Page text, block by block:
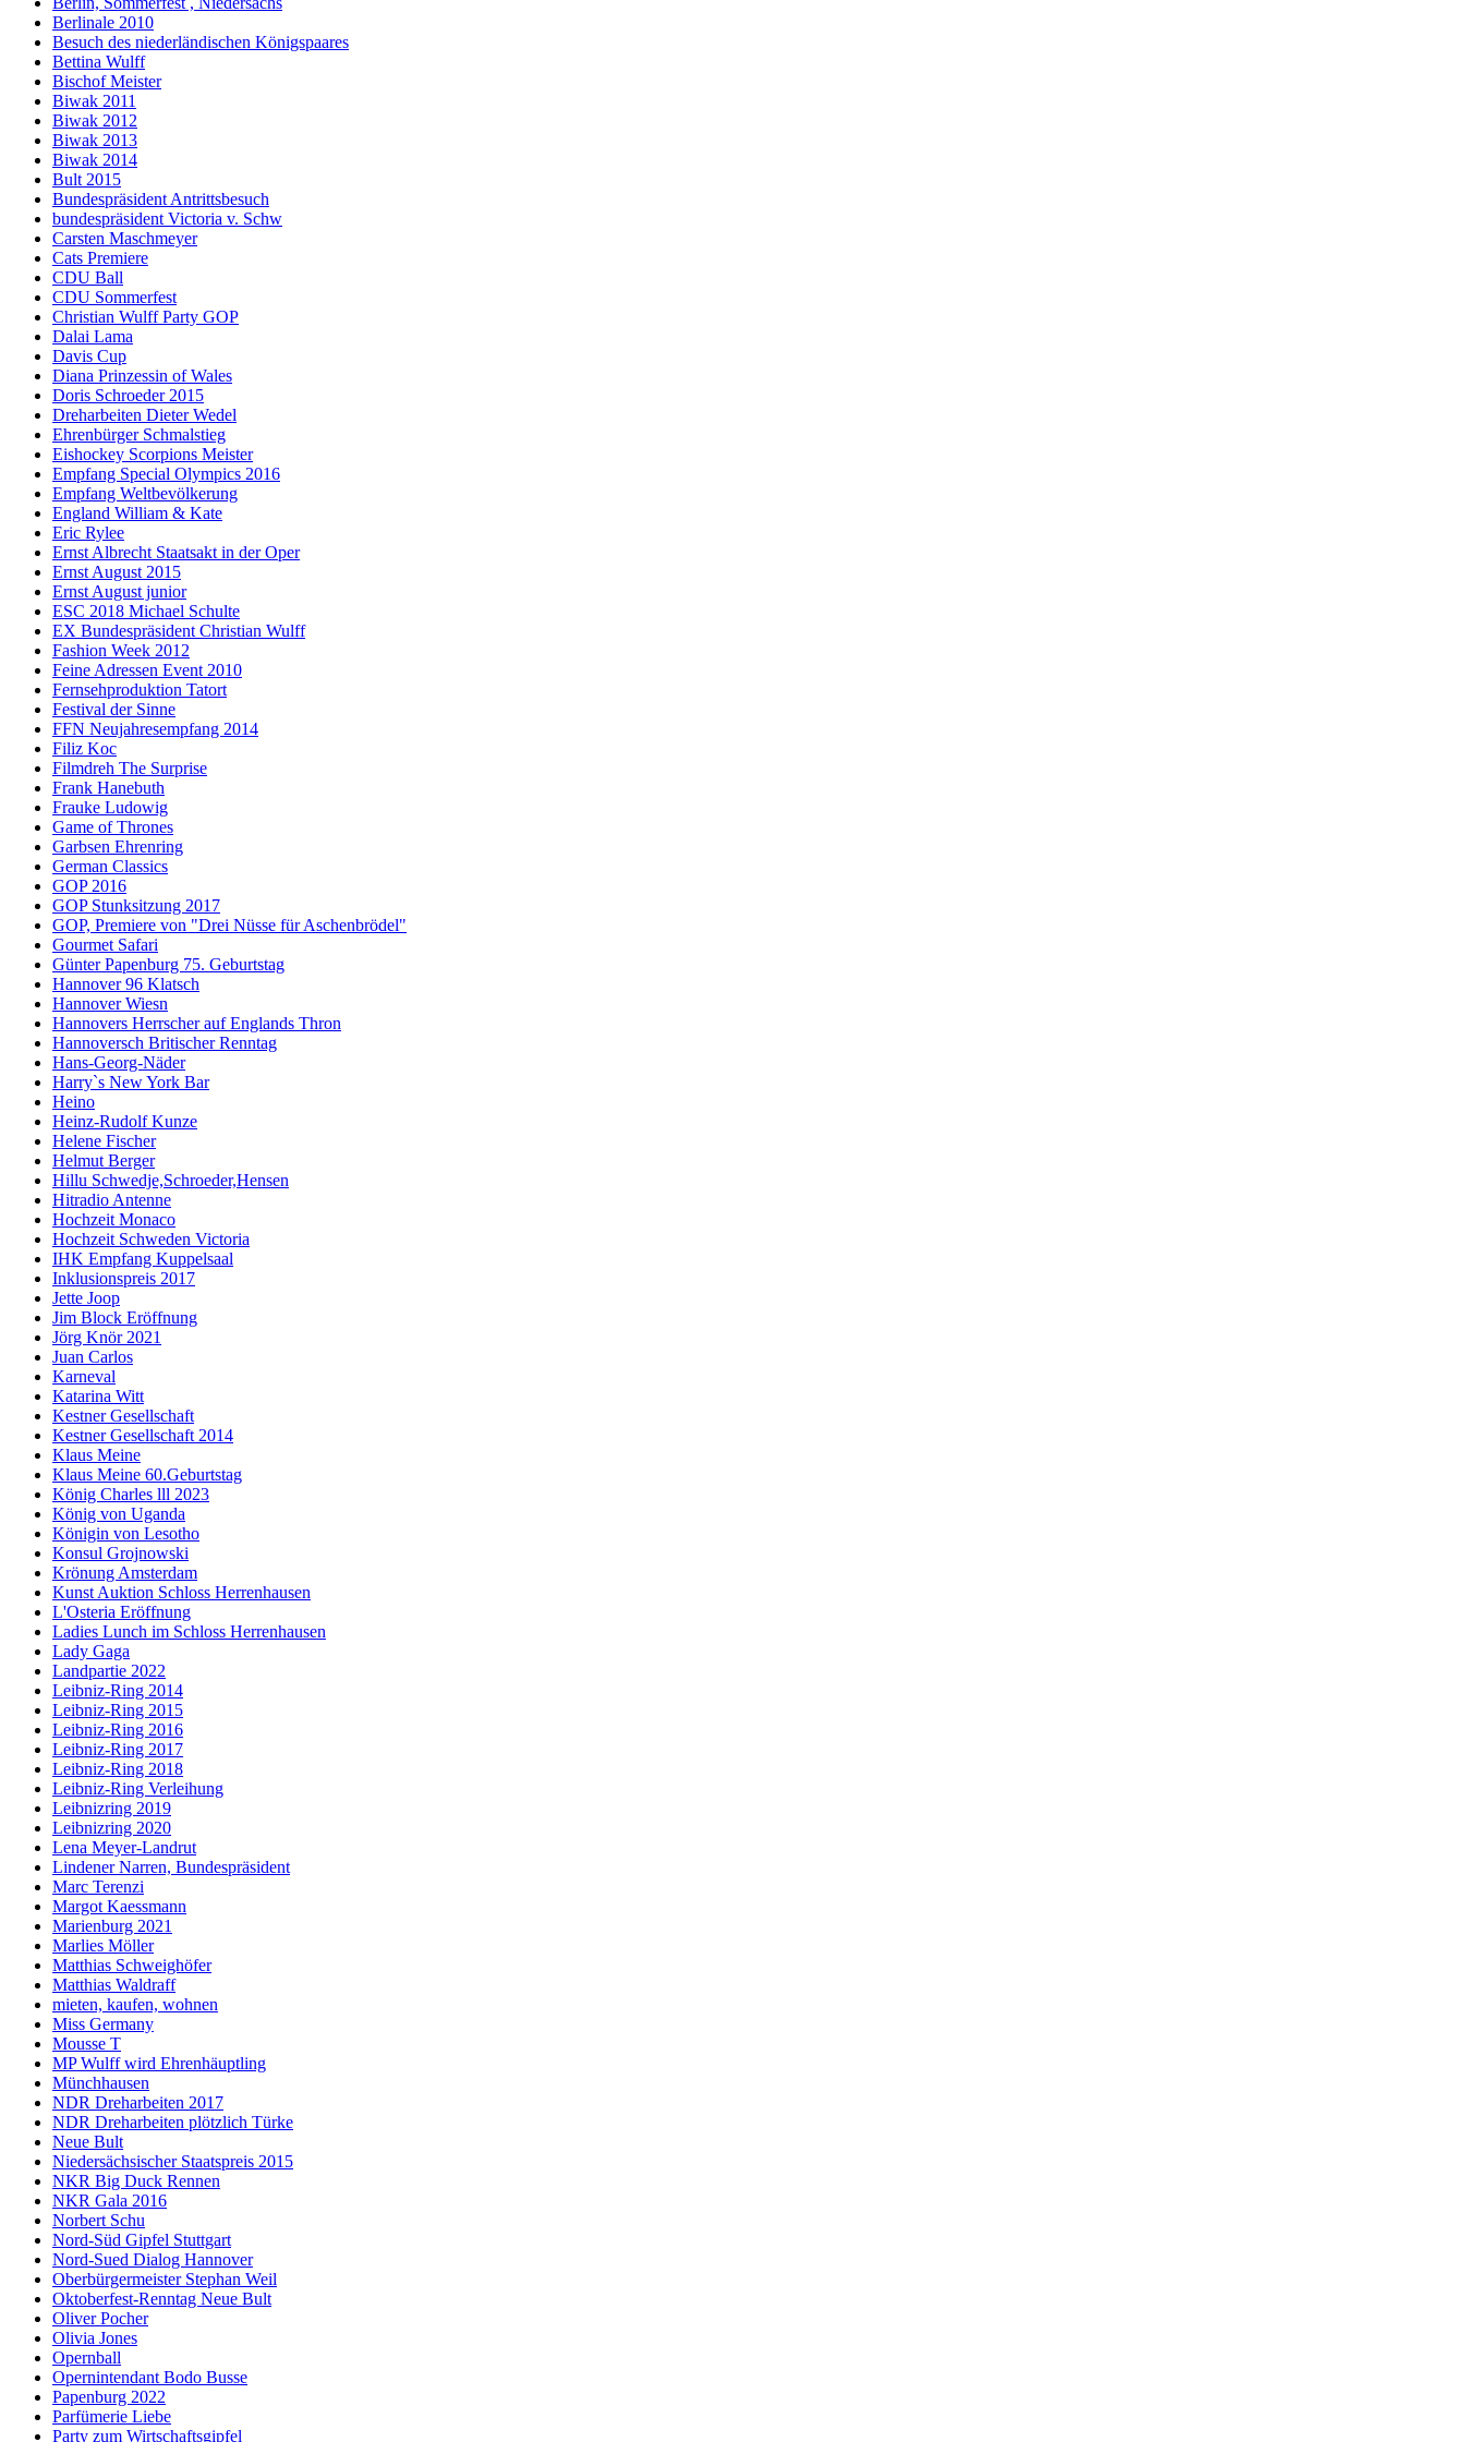
Berlinale 2010
Besuch des niederländischen Königspaares
Bettina Wulff
Bischof Meister
Biwak 2011
Biwak 2012
Biwak 2013
Biwak 2014
Bult 2015
Bundespräsident Antrittsbesuch
bundespräsident Victoria v. Schw
Carsten Maschmeyer
Cats Premiere
CDU Ball
CDU Sommerfest
Christian Wulff Party GOP
Dalai Lama
Davis Cup
Diana Prinzessin of Wales
Doris Schroeder 2015
Dreharbeiten Dieter Wedel
Ehrenbürger Schmalstieg
Eishockey Scorpions Meister
Empfang Special Olympics 2016
Empfang Weltbevölkerung
England William & Kate
Eric Rylee
Ernst Albrecht Staatsakt in der Oper
Ernst August 2015
Ernst August junior
ESC 2018 Michael Schulte
EX Bundespräsident Christian Wulff
Fashion Week 2012
Feine Adressen Event 2010
Fernsehproduktion Tatort
Festival der Sinne
FFN Neujahresempfang 2014
Filiz Koc
Filmdreh The Surprise
Frank Hanebuth
Frauke Ludowig
Game of Thrones
Garbsen Ehrenring
German Classics
GOP 2016
GOP Stunksitzung 2017
GOP, Premiere von "Drei Nüsse für Aschenbrödel"
Gourmet Safari
Günter Papenburg 75. Geburtstag
Hannover 96 Klatsch
Hannover Wiesn
Hannovers Herrscher auf Englands Thron
Hannoversch Britischer Renntag
Hans-Georg-Näder
Harry`s New York Bar
Heino
Heinz-Rudolf Kunze
Helene Fischer
Helmut Berger
Hillu Schwedje,Schroeder,Hensen
Hitradio Antenne
Hochzeit Monaco
Hochzeit Schweden Victoria
IHK Empfang Kuppelsaal
Inklusionspreis 2017
Jette Joop
Jim Block Eröffnung
Jörg Knör 2021
Juan Carlos
Karneval
Katarina Witt
Kestner Gesellschaft
Kestner Gesellschaft 2014
Klaus Meine
Klaus Meine 60.Geburtstag
König Charles lll 2023
König von Uganda
Königin von Lesotho
Konsul Grojnowski
Krönung Amsterdam
Kunst Auktion Schloss Herrenhausen
L'Osteria Eröffnung
Ladies Lunch im Schloss Herrenhausen
Lady Gaga
Landpartie 2022
Leibniz-Ring 2014
Leibniz-Ring 2015
Leibniz-Ring 2016
Leibniz-Ring 2017
Leibniz-Ring 2018
Leibniz-Ring Verleihung
Leibnizring 2019
Leibnizring 2020
Lena Meyer-Landrut
Lindener Narren, Bundespräsident
Marc Terenzi
Margot Kaessmann
Marienburg 2021
Marlies Möller
Matthias Schweighöfer
Matthias Waldraff
mieten, kaufen, wohnen
Miss Germany
Mousse T
MP Wulff wird Ehrenhäuptling
Münchhausen
NDR Dreharbeiten 2017
NDR Dreharbeiten plötzlich Türke
Neue Bult
Niedersächsischer Staatspreis 2015
NKR Big Duck Rennen
NKR Gala 2016
Norbert Schu
Nord-Süd Gipfel Stuttgart
Nord-Sued Dialog Hannover
Oberbürgermeister Stephan Weil
Oktoberfest-Renntag Neue Bult
Oliver Pocher
Olivia Jones
Opernball
Opernintendant Bodo Busse
Papenburg 2022
Parfümerie Liebe
Party zum Wirtschaftsgipfel